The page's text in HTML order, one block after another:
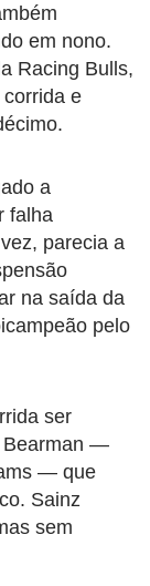
em nono.
Racing Bulls,
e
a
falha
parecia a
na saída da
pelo
ser
Bearman —
— que
Sainz
sem